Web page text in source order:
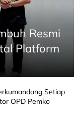
Resmi
Platform
Setiap
OPD Pemko